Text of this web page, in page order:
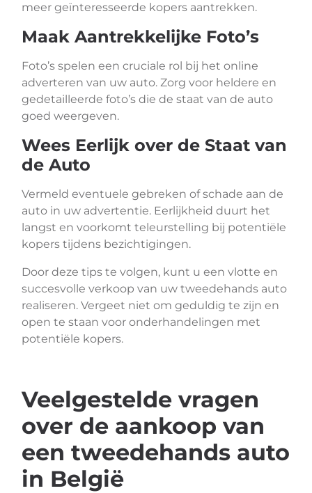
meer geïnteresseerde kopers aantrekken.
Maak Aantrekkelijke Foto’s
Foto’s spelen een cruciale rol bij het online
adverteren van uw auto. Zorg voor heldere en
gedetailleerde foto’s die de staat van de auto
goed weergeven.
Wees Eerlijk over de Staat van
de Auto
Vermeld eventuele gebreken of schade aan de
auto in uw advertentie. Eerlijkheid duurt het
langst en voorkomt teleurstelling bij potentiële
kopers tijdens bezichtigingen.
Door deze tips te volgen, kunt u een vlotte en
succesvolle verkoop van uw tweedehands auto
realiseren. Vergeet niet om geduldig te zijn en
open te staan voor onderhandelingen met
potentiële kopers.
Veelgestelde vragen
over de aankoop van
een tweedehands auto
in België